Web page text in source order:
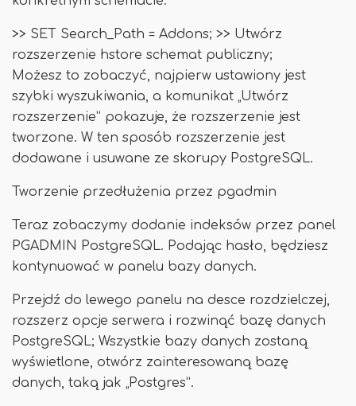
>> SET Search_Path = Addons; >> Utwórz
rozszerzenie hstore schemat publiczny;
Możesz to zobaczyć, najpierw ustawiony jest
szybki wyszukiwania, a komunikat „Utwórz
rozszerzenie” pokazuje, że rozszerzenie jest
tworzone. W ten sposób rozszerzenie jest
dodawane i usuwane ze skorupy PostgreSQL.
Tworzenie przedłużenia przez pgadmin
Teraz zobaczymy dodanie indeksów przez panel
PGADMIN PostgreSQL. Podając hasło, będziesz
kontynuować w panelu bazy danych.
Przejdź do lewego panelu na desce rozdzielczej,
rozszerz opcje serwera i rozwinąć bazę danych
PostgreSQL; Wszystkie bazy danych zostaną
wyświetlone, otwórz zainteresowaną bazę
danych, taką jak „Postgres”.